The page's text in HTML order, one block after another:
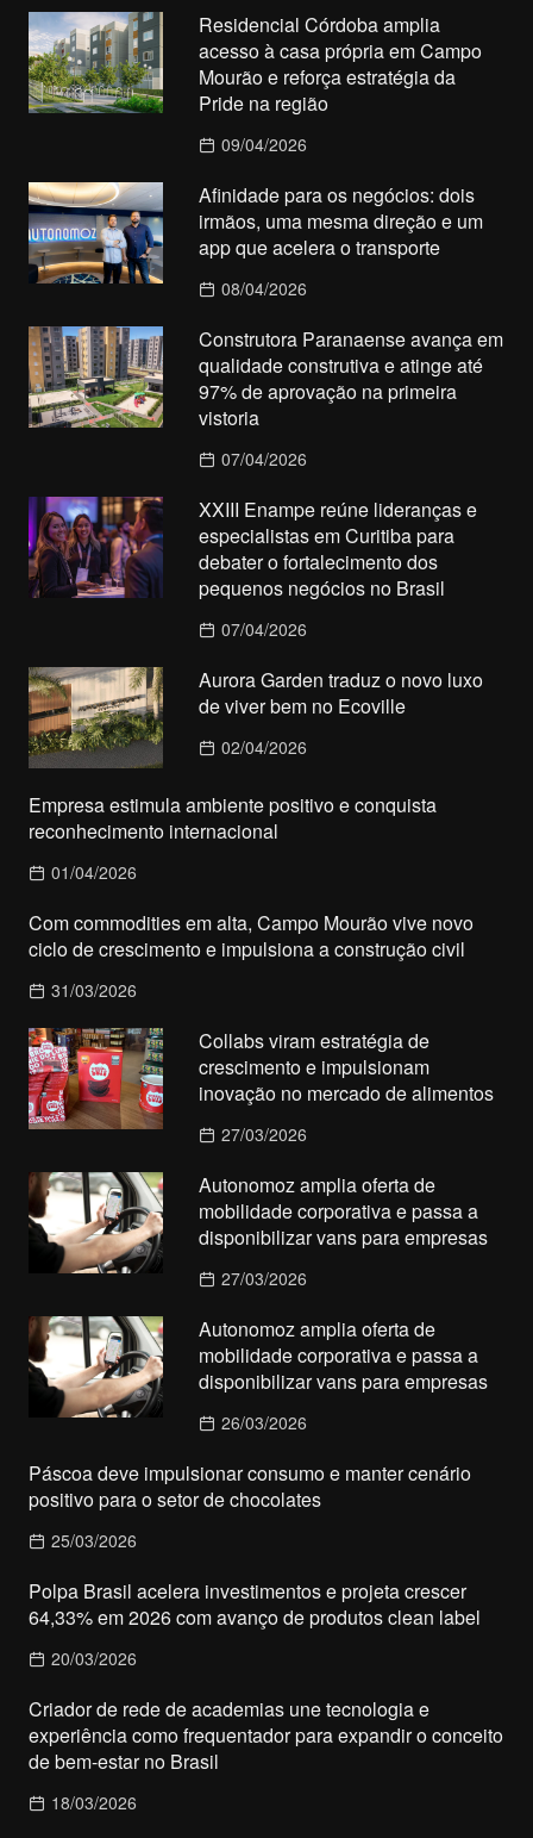
Residencial Córdoba amplia
acesso à casa própria em Campo
Mourão e reforça estratégia da
Pride na região
09/04/2026
Afinidade para os negócios: dois
irmãos, uma mesma direção e um
app que acelera o transporte
08/04/2026
Construtora Paranaense avança em
qualidade construtiva e atinge até
97% de aprovação na primeira
vistoria
07/04/2026
XXIII Enampe reúne lideranças e
especialistas em Curitiba para
debater o fortalecimento dos
pequenos negócios no Brasil
07/04/2026
Aurora Garden traduz o novo luxo
de viver bem no Ecoville
02/04/2026
Empresa estimula ambiente positivo e conquista
reconhecimento internacional
01/04/2026
Com commodities em alta, Campo Mourão vive novo
ciclo de crescimento e impulsiona a construção civil
31/03/2026
Collabs viram estratégia de
crescimento e impulsionam
inovação no mercado de alimentos
27/03/2026
Autonomoz amplia oferta de
mobilidade corporativa e passa a
disponibilizar vans para empresas
27/03/2026
Autonomoz amplia oferta de
mobilidade corporativa e passa a
disponibilizar vans para empresas
26/03/2026
Páscoa deve impulsionar consumo e manter cenário
positivo para o setor de chocolates
25/03/2026
Polpa Brasil acelera investimentos e projeta crescer
64,33% em 2026 com avanço de produtos clean label
20/03/2026
Criador de rede de academias une tecnologia e
experiência como frequentador para expandir o conceito
de bem-estar no Brasil
18/03/2026